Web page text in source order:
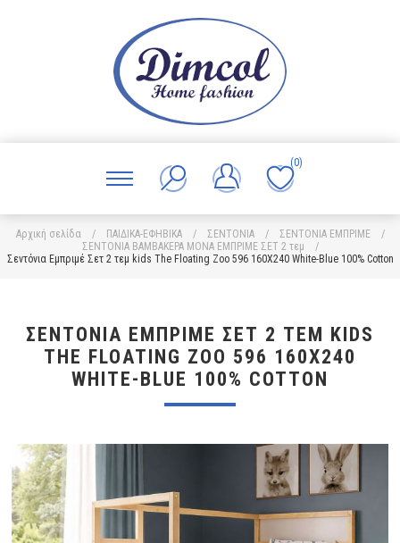
(0)
Αρχική σελίδα / ΠΑΙΔΙΚΑ-ΕΦΗΒΙΚΑ / ΣΕΝΤΟΝΙΑ / ΣΕΝΤΟΝΙΑ ΕΜΠΡΙΜΕ
/
ΣΕΝΤΟΝΙΑ ΒΑΜΒΑΚΕΡΑ ΜΟΝΑ ΕΜΠΡΙΜΕ ΣΕΤ 2 τεμ
/
Σεντόνια Εμπριμέ Σετ 2 τεμ kids The Floating Zoo 596 160X240 White-Blue 100% Cotton
ΣΕΝΤΌΝΙΑ ΕΜΠΡΙΜΈ ΣΕΤ 2 ΤΕΜ KIDS
THE FLOATING ZOO 596 160X240
WHITE-BLUE 100% COTTON